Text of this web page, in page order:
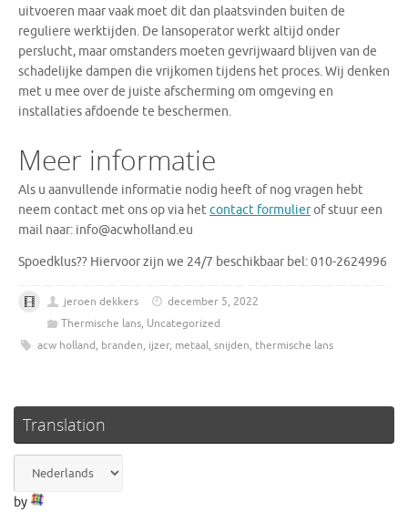
uitvoeren maar vaak moet dit dan plaatsvinden buiten de
reguliere werktijden. De lansoperator werkt altijd onder
perslucht, maar omstanders moeten gevrijwaard blijven van de
schadelijke dampen die vrijkomen tijdens het proces. Wij denken
met u mee over de juiste afscherming om omgeving en
installaties afdoende te beschermen.
Meer informatie
Als u aanvullende informatie nodig heeft of nog vragen hebt
neem contact met ons op via hetcontact formulierof stuur een
mail naar: info@acwholland.eu
Spoedklus?? Hiervoor zijn we 24/7 beschikbaar bel: 010-2624996
jeroen dekkers
december 5, 2022
Thermische lans, Uncategorized
acw holland, branden, ijzer, metaal, snijden, thermische lans
Translation
by